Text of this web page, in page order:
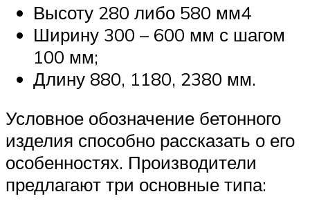
Высоту 280 либо 580 мм4
Ширину 300 – 600 мм с шагом
100 мм;
Длину 880, 1180, 2380 мм.
Условное обозначение бетонного
изделия способно рассказать о его
особенностях. Производители
предлагают три основные типа: